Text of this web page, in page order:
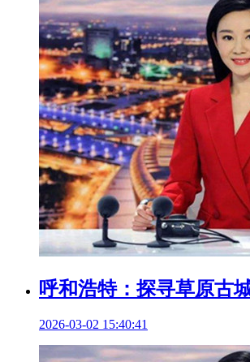
呼和浩特：探寻草原古
2026-03-02 15:40:41